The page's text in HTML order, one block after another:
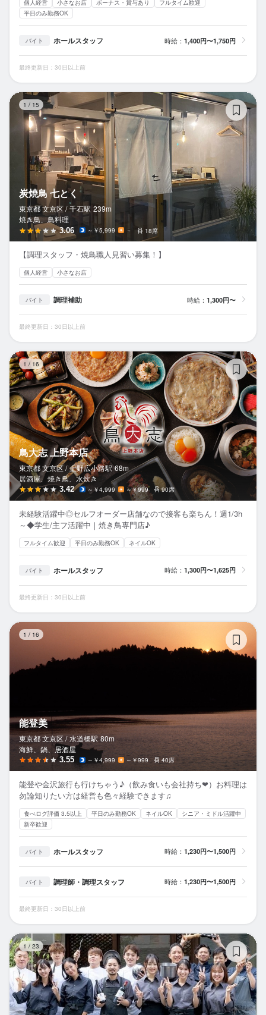
個人経営 小さなお店 ボーナス・賞与あり
フルタイム歓迎
平日のみ勤務OK
バイト ホールスタッフ 時給： 1,400円〜1,750円
最終更新日：30日以上前
1 / 15
炭焼鳥 七とく
東京都 文京区 / 千石駅 239m
焼き鳥、鳥料理
3.06 ～￥5,999 － 18席
【調理スタッフ・焼鳥職人見習い募集！】
個人経営 小さなお店
バイト 調理補助 時給： 1,300円〜
最終更新日：30日以上前
1 / 16
鳥大志 上野本店
東京都 文京区 / 上野広小路駅 68m
居酒屋、焼き鳥、水炊き
3.42 ～￥4,999 ～￥999 90席
未経験活躍中◎セルフオーダー店舗なので接客も楽ちん！週1/3h
～◆学生/主フ活躍中｜焼き鳥専門店♪
フルタイム歓迎 平日のみ勤務OK ネイルOK
バイト ホールスタッフ 時給： 1,300円〜1,625円
最終更新日：30日以上前
1 / 16
能登美
東京都 文京区 / 水道橋駅 80m
海鮮、鍋、居酒屋
3.55 ～￥4,999 ～￥999 40席
能登や金沢旅行も行けちゃう♪（飲み食いも会社持ち❤）お料理は
勿論知りたい方は経営も色々経験できます♫
食べログ評価 3.5以上 平日のみ勤務OK ネイルOK
シニア・ミドル活躍中
新卒歓迎
バイト ホールスタッフ 時給： 1,230円〜1,500円
バイト 調理師・調理スタッフ 時給： 1,230円〜1,500円
最終更新日：30日以上前
1 / 23